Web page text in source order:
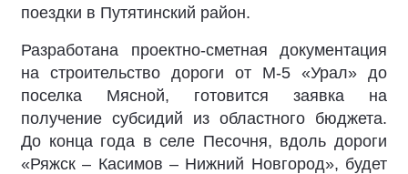
поездки в Путятинский район.
Разработана проектно-сметная документация
на строительство дороги от М-5 «Урал» до
поселка Мясной, готовится заявка на
получение субсидий из областного бюджета.
До конца года в селе Песочня, вдоль дороги
«Ряжск – Касимов – Нижний Новгород», будет